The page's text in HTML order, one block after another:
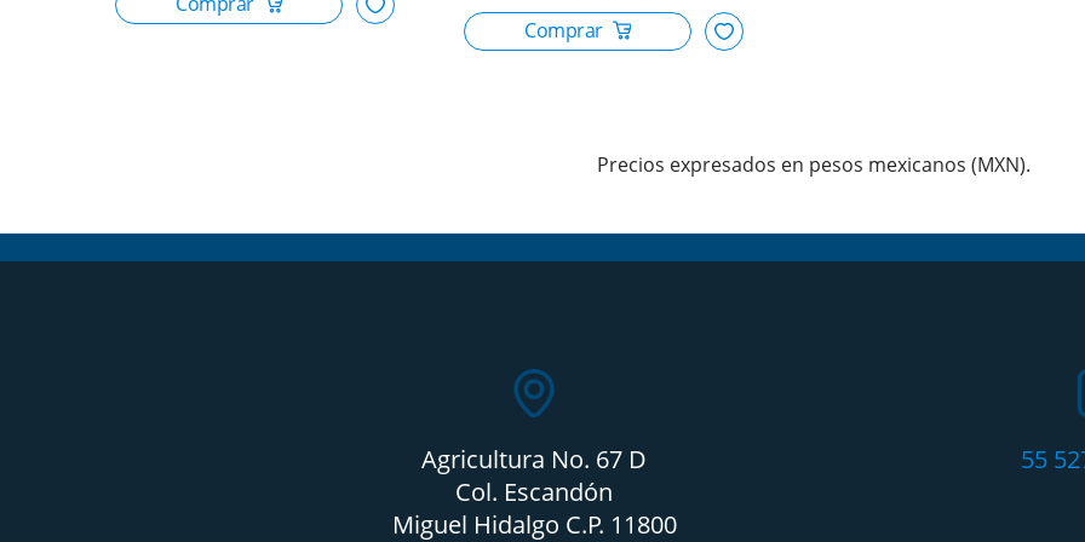
Precios expresados en pesos mexicanos (MXN).
Agricultura No. 67 D
Col. Escandón
Miguel Hidalgo C.P. 11800
55